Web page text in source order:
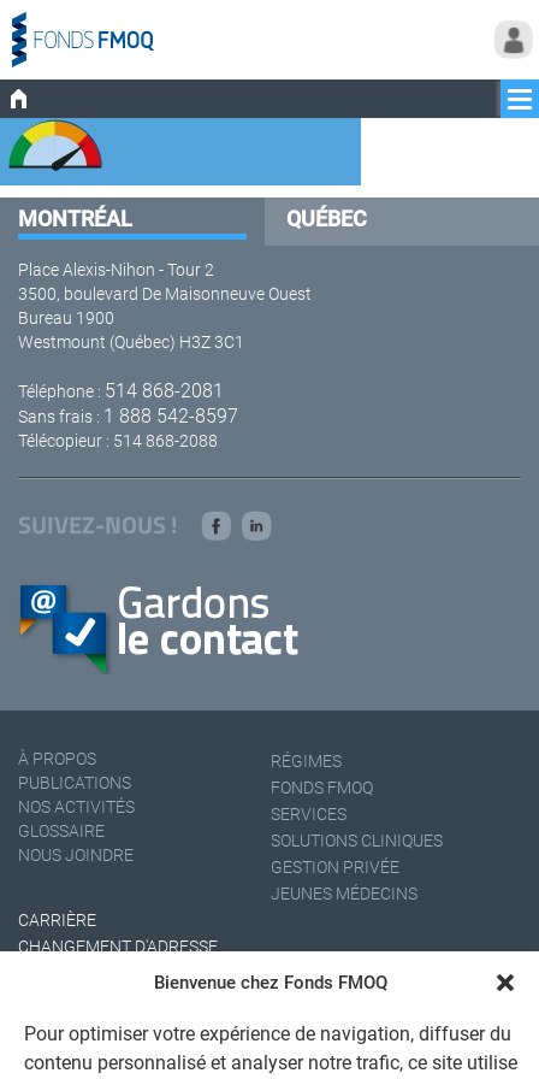
Bienvenue chez Fonds FMOQ
Pour optimiser votre expérience de navigation, diffuser du
contenu personnalisé et analyser notre trafic, ce site utilise
MONTRÉAL QUÉBEC
Place Alexis-Nihon - Tour 2
3500, boulevard De Maisonneuve Ouest
Bureau 1900
Westmount (Québec) H3Z 3C1
Téléphone : 514 868-2081
Sans frais : 1 888 542-8597
Télécopieur : 514 868-2088
SUIVEZ-NOUS !
À PROPOS
PUBLICATIONS
NOS ACTIVITÉS
GLOSSAIRE
NOUS JOINDRE
RÉGIMES
FONDS FMOQ
SERVICES
SOLUTIONS CLINIQUES
GESTION PRIVÉE
JEUNES MÉDECINS
CARRIÈRE
CHANGEMENT D'ADRESSE